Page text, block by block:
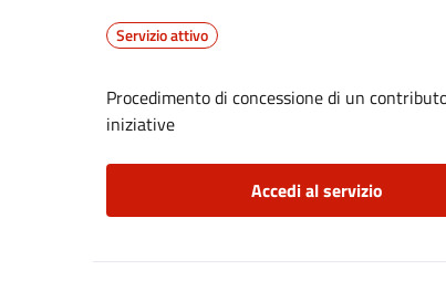
Servizio attivo
Procedimento di concessione di un
iniziative
Accedi al servizio